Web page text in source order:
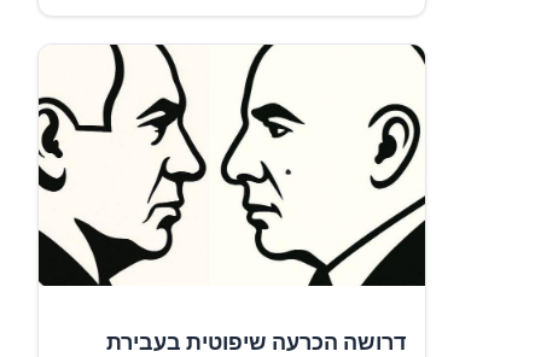
דרושה הכרעה שיפוטית בעבירת